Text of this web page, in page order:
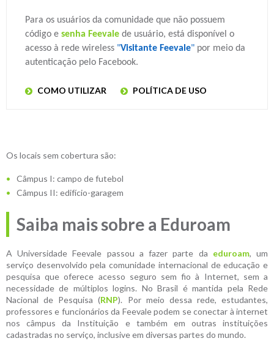
Para os usuários da comunidade que não possuem
código e senha Feevale de usuário, está disponível o
acesso à rede wireless "Visitante Feevale" por meio da
autenticação pelo Facebook.
COMO UTILIZAR POLÍTICA DE USO
Os locais sem cobertura são:
Câmpus I: campo de futebol
Câmpus II: edifício-garagem
Saiba mais sobre a Eduroam
A Universidade Feevale passou a fazer parte da eduroam, um
serviço desenvolvido pela comunidade internacional de educação e
pesquisa que oferece acesso seguro sem fio à Internet, sem a
necessidade de múltiplos logins. No Brasil é mantida pela Rede
Nacional de Pesquisa (RNP). Por meio dessa rede, estudantes,
professores e funcionários da Feevale podem se conectar à internet
nos câmpus da Instituição e também em outras instituições
cadastradas no serviço, inclusive em diversas partes do mundo.